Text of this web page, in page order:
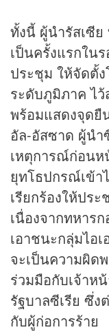
ทั้งนี้ ผู้นำรัสเซี
เป็นครั้งแรกใน
ประชุม ให้จัดตั้ง
ระดับภูมิภาค ไ
พร้อมแสดงจุดยื
อัล-อัสซาด ผู้นำ
เหตุการณ์ก่อนห
ยุทโธปกรณ์เข้า
เรียกร้องให้ปร
เนื่องจากทหาร
เอาชนะกลุ่มไอ
จะเป็นความผิด
ร่วมมือกับเจ้าห
รัฐบาลซีเรีย ซึ่
กับผู้ก่อการร้าย